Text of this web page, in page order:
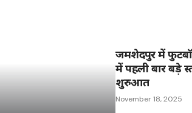
जमशेदपुर में
में पहली बार बड़े
शुरुआत
November 18, 2025